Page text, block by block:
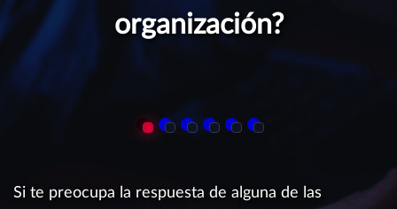
organización?
Si te preocupa la respuesta de alguna de las